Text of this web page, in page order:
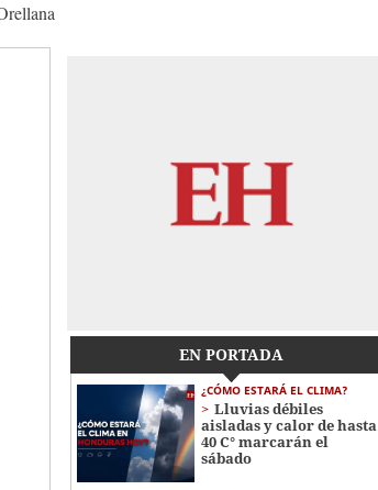
EN PORTADA
¿CÓMO ESTARÁ EL CLIMA?
Lluvias débiles
aisladas y calor de hasta
40 C° marcarán el
sábado